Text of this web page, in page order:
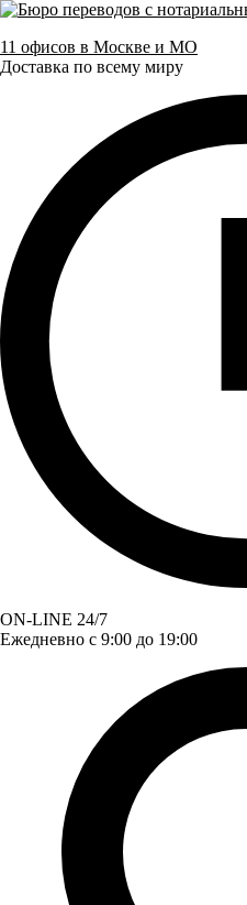
11 офисов в Москве и МО
Доставка по всему миру
ON-LINE 24/7
Ежедневно с 9:00 до 19:00